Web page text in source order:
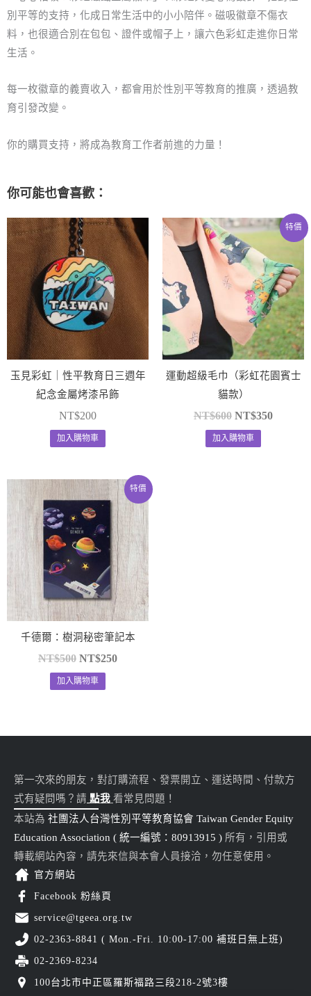
金
屬
徽
數
量
別平等的支持，化成日常生活中的小小陪伴。磁吸徽章不傷衣
料，也很適合別在包包、證件或帽子上，讓六色彩虹走進你日常
生活。
每一枚徽章的義賣收入，都會用於性別平等教育的推廣，透過教
育引發改變。
你的購買支持，將成為教育工作者前進的力量！
你可能也會喜歡：
玉見彩虹｜性平教育日三週年
紀念金屬烤漆吊飾
NT$200
加入購物車
特價
運動超級毛巾（彩虹花園賓士
貓款）
NT$600
原
始
價
格：
NT$600。
NT$350
目
前
格：
加入購物車
特價
千德爾：樹洞秘密筆記本
NT$500
始
價
格：
NT$500。
NT$250
目
前
價
格：
NT$250。
加入購物車
第一次來的朋友，對訂購流程、發票開立、運送時間、付款方
式有疑問嗎？請 點我 看常見問題！
本站為 社團法人台灣性別平等教育協會 Taiwan Gender Equity
Education Association ( 統一編號：80913915 ) 所有，引用或
轉載網站內容，請先來信與本會人員接洽，勿任意使用。
官方網站
Facebook 粉絲頁
service@tgeea.org.tw
02-2363-8841 ( Mon.-Fri. 10:00-17:00 補班日無上班)
02-2369-8234
100台北市中正區羅斯福路三段218-2號3樓